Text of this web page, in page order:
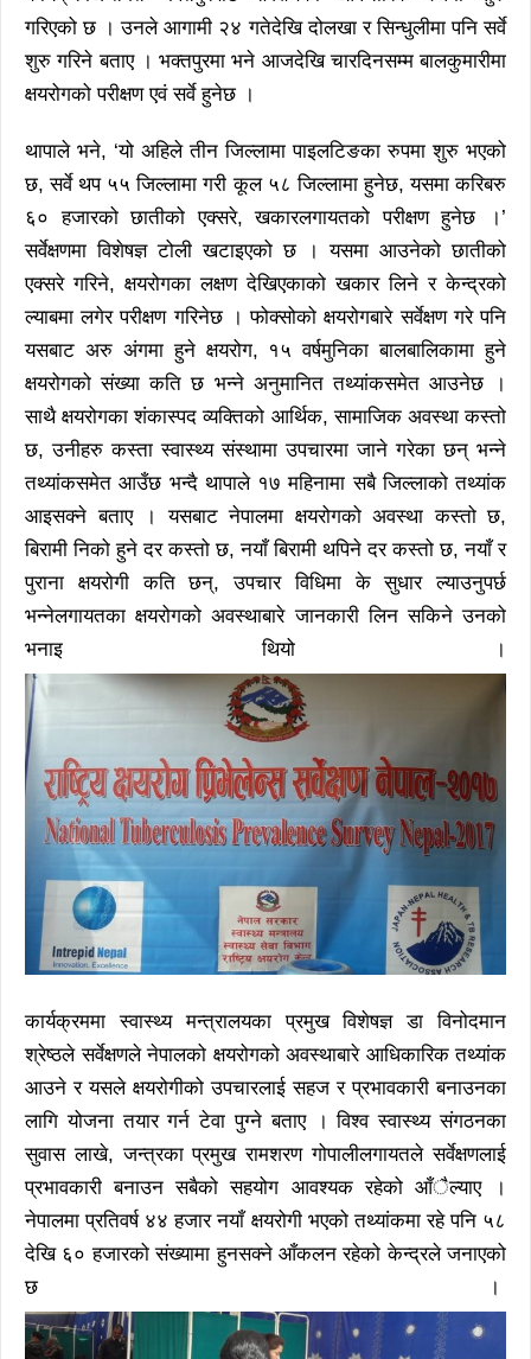
गरिएको छ । उनले आगामी २४ गतेदेखि दोलखा र सिन्धुलीमा पनि सर्वे
शुरु गरिने बताए । भक्तपुरमा भने आजदेखि चारदिनसम्म बालकुमारीमा
क्षयरोगको परीक्षण एवं सर्वे हुनेछ ।
थापाले भने, ‘यो अहिले तीन जिल्लामा पाइलटिङका रुपमा शुरु भएको
छ, सर्वे थप ५५ जिल्लामा गरी कूल ५८ जिल्लामा हुनेछ, यसमा करिबरु
६० हजारको छातीको एक्सरे, खकारलगायतको परीक्षण हुनेछ ।’
सर्वेक्षणमा विशेषज्ञ टोली खटाइएको छ । यसमा आउनेको छातीको
एक्सरे गरिने, क्षयरोगका लक्षण देखिएकाको खकार लिने र केन्द्रको
ल्याबमा लगेर परीक्षण गरिनेछ । फोक्सोको क्षयरोगबारे सर्वेक्षण गरे पनि
यसबाट अरु अंगमा हुने क्षयरोग, १५ वर्षमुनिका बालबालिकामा हुने
क्षयरोगको संख्या कति छ भन्ने अनुमानित तथ्यांकसमेत आउनेछ ।
साथै क्षयरोगका शंकास्पद व्यक्तिको आर्थिक, सामाजिक अवस्था कस्तो
छ, उनीहरु कस्ता स्वास्थ्य संस्थामा उपचारमा जाने गरेका छन् भन्ने
तथ्यांकसमेत आउँछ भन्दै थापाले १७ महिनामा सबै जिल्लाको तथ्यांक
आइसक्ने बताए । यसबाट नेपालमा क्षयरोगको अवस्था कस्तो छ,
बिरामी निको हुने दर कस्तो छ, नयाँ बिरामी थपिने दर कस्तो छ, नयाँ र
पुराना क्षयरोगी कति छन्, उपचार विधिमा के सुधार ल्याउनुपर्छ
भन्नेलगायतका क्षयरोगको अवस्थाबारे जानकारी लिन सकिने उनको
भनाइ थियो ।
कार्यक्रममा स्वास्थ्य मन्त्रालयका प्रमुख विशेषज्ञ डा विनोदमान
श्रेष्ठले सर्वेक्षणले नेपालको क्षयरोगको अवस्थाबारे आधिकारिक तथ्यांक
आउने र यसले क्षयरोगीको उपचारलाई सहज र प्रभावकारी बनाउनका
लागि योजना तयार गर्न टेवा पुग्ने बताए । विश्व स्वास्थ्य संगठनका
सुवास लाखे, जन्त्रका प्रमुख रामशरण गोपालीलगायतले सर्वेक्षणलाई
प्रभावकारी बनाउन सबैको सहयोग आवश्यक रहेको आँैल्याए ।
नेपालमा प्रतिवर्ष ४४ हजार नयाँ क्षयरोगी भएको तथ्यांकमा रहे पनि ५८
देखि ६० हजारको संख्यामा हुनसक्ने आँकलन रहेको केन्द्रले जनाएको
छ ।